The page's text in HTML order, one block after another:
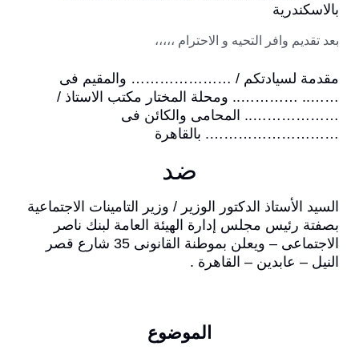
بالاسكندرية
بعد تقديم وافر التحيه و الاحترام ،،،،،
مقدمة لسيادتكم / ………………… والمقيم فى
…….. ………….. ومحلة المختار مكتب الاستاذ /
……………….. المحامى والكائن فى
………………………. بالقاهرة
ضد
السيد الأستاذ الدكتور الوزير / وزير التامينات الاجتماعية
بصفتة رئيس مجلس إدارة الهيئة العامة لبنك ناصر
الاجتماعى – ويعلن بموطنة القانونى 35 شارع قصر
النيل – عابدين – القاهرة .
الموضوع